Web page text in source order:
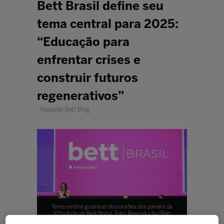
Bett Brasil define seu
tema central para 2025:
“Educação para
enfrentar crises e
construir futuros
regenerativos”
Redação Bett Blog
Tema central guiará as discussões dos painéis da
30ª edição da Bett Brasil. Foto: Reprodução/Bett